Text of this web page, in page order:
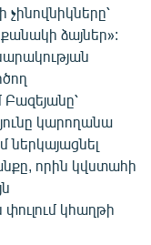
ձայներ»:
Բազեյանը՝
կարողանա
ներկայացնել
որին կվստահի
կհաղթի